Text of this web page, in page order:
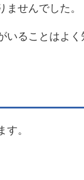
せんでした。
ることはよく
。